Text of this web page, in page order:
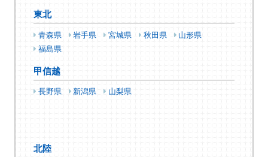
東北
青森県 岩手県 宮城県 秋田県
山形県
福島県
甲信越
長野県 新潟県 山梨県
北陸